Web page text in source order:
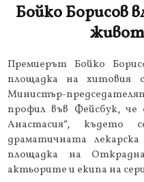
Бойко Борисов
Премиерът Бойко
площадка на хитовия
Министър-
профил във Фейсбук,
Анастасия“, където
драматичната лекарска
площадка на
актьорите и екипа на